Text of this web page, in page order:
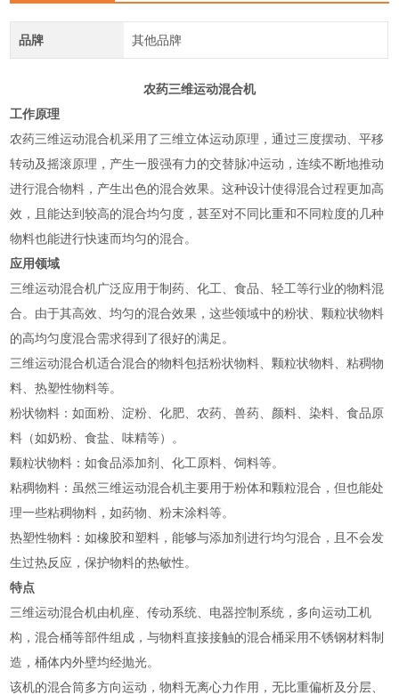
品牌 其他品牌
农药三维运动混合机
工作原理
农药三维运动混合机采用了三维立体运动原理，通过三度摆动、平移
转动及摇滚原理，产生一股强有力的交替脉冲运动，连续不断地推动
进行混合物料，产生出色的混合效果。这种设计使得混合过程更加高
效，且能达到较高的混合均匀度，甚至对不同比重和不同粒度的几种
物料也能进行快速而均匀的混合‌。
应用领域
三维运动混合机广泛应用于制药、化工、食品、轻工等行业的物料混
合。由于其高效、均匀的混合效果，这些领域中的粉状、颗粒状物料
的高均匀度混合需求得到了很好的满足‌。
‌三维运动混合机适合混合的物料包括粉状物料、颗粒状物料、粘稠物
料、热塑性物料等。
‌粉状物料‌：如面粉、淀粉、化肥、农药、兽药、颜料、染料、食品原
料（如奶粉、食盐、味精等）‌。
‌颗粒状物料‌：如食品添加剂、化工原料、饲料等‌。
‌粘稠物料‌：虽然三维运动混合机主要用于粉体和颗粒混合，但也能处
理一些粘稠物料，如药物、粉末涂料等‌。
‌热塑性物料‌：如橡胶和塑料，能够与添加剂进行均匀混合，且不会发
生过热反应，保护物料的热敏性‌。
特点
三维运动混合机由机座、传动系统、电器控制系统，多向运动工机
构，混合桶等部件组成，与物料直接接触的混合桶采用不锈钢材料制
造，桶体内外壁均经抛光。
该机的混合筒多方向运动，物料无离心力作用，无比重偏析及分层、